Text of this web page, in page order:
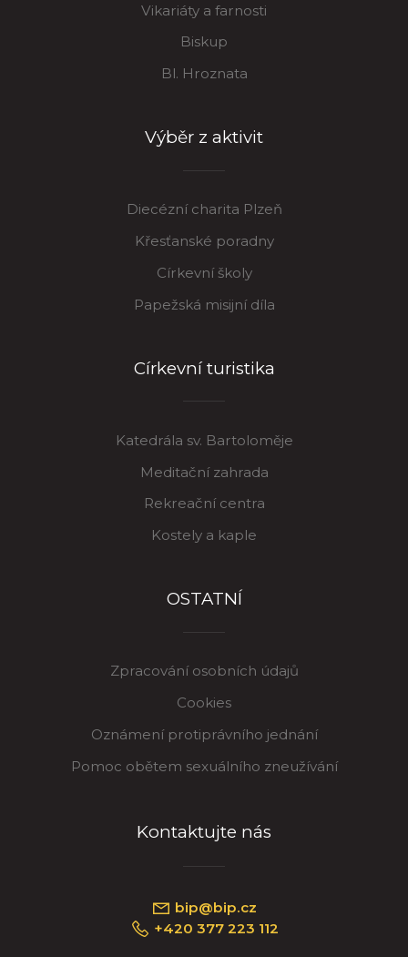
Vikariáty a farnosti
Biskup
Bl. Hroznata
Výběr z aktivit
Diecézní charita Plzeň
Křesťanské poradny
Církevní školy
Papežská misijní díla
Církevní turistika
Katedrála sv. Bartoloměje
Meditační zahrada
Rekreační centra
Kostely a kaple
OSTATNÍ
Zpracování osobních údajů
Cookies
Oznámení protiprávního jednání
Pomoc obětem sexuálního zneužívání
Kontaktujte nás
bip@bip.cz
+420 377 223 112